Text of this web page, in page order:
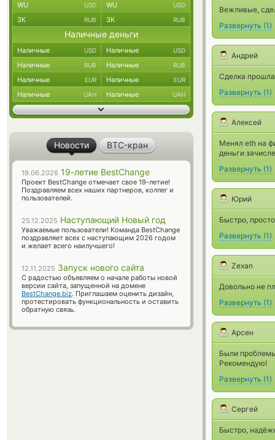
Вежливые,
Развернуть (1)
Андрей
Сделка
Развернуть (1)
Алексей
Менял eth на
деньги
Развернуть (1)
Юрий
Быстро,
Развернуть (1)
Zexan
Довольно не
Развернуть (1)
Арсен
Были
Рекомендую!
Развернуть (1)
Сергей
Быстро,
WU USD WU USD
ЗК RUB ЗК RUB
Наличные деньги
Наличные USD Наличные USD
Наличные RUB Наличные RUB
Наличные EUR Наличные EUR
Наличные UAH Наличные UAH
Новости BTC-кран
19.06.2026 19-летие BestChange
Проект BestChange отмечает свое 19-летие!
Поздравляем всех наших партнеров, коллег и
пользователей.
25.12.2025 Наступающий Новый год
Уважаемые пользователи! Команда BestChange
поздравляет всех с наступающим 2026 годом
и желает всего наилучшего!
12.11.2025 Запуск нового сайта
С радостью объявляем о начале работы новой
версии сайта, запущенной на домене
BestChange.biz. Приглашаем оценить дизайн,
протестировать функциональность и оставить
обратную связь.